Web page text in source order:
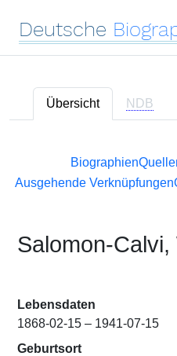
Deutsche
Übersicht NDB
Biographien
Ausgehende Verknüpfungen
Salomon-Calvi,
Lebensdaten
1868-02-15 – 1941-07-15
Geburtsort